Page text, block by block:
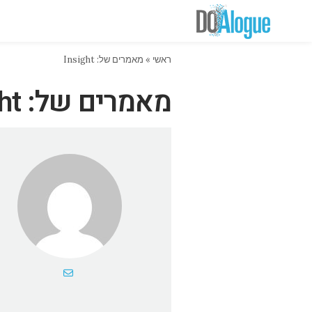
ראשי » מאמרים של: Insight
מאמרים של: insight